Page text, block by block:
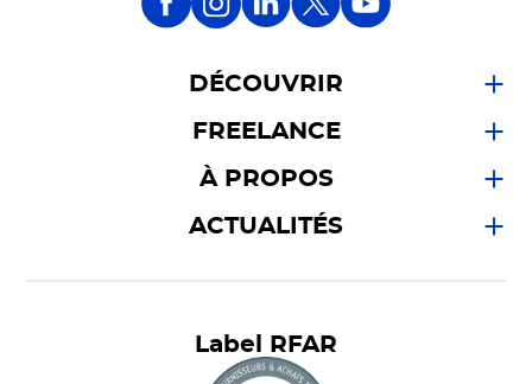
DÉCOUVRIR
FREELANCE
À PROPOS
ACTUALITÉS
Label RFAR